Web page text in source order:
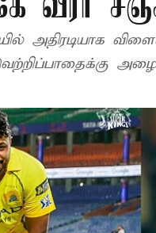
அதிரடியாக